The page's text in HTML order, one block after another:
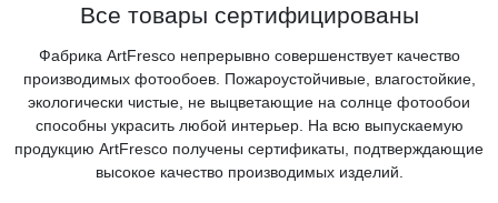
Все товары сертифицированы
Фабрика ArtFresco непрерывно совершенствует качество
производимых фотообоев. Пожароустойчивые, влагостойкие,
экологически чистые, не выцветающие на солнце фотообои
способны украсить любой интерьер. На всю выпускаемую
продукцию ArtFresco получены сертификаты, подтверждающие
высокое качество производимых изделий.